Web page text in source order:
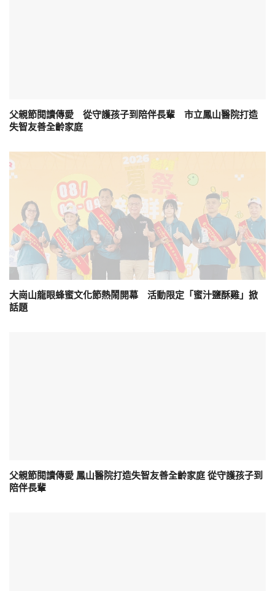
父親節閱讀傳愛 從守護孩子到陪伴長輩 市立鳳山醫院打造
失智友善全齡家庭
大崗山龍眼蜂蜜文化節熱鬧開幕 活動限定「蜜汁鹽酥雞」掀
話題
父親節閱讀傳愛 鳳山醫院打造失智友善全齡家庭 從守護孩子到
陪伴長輩